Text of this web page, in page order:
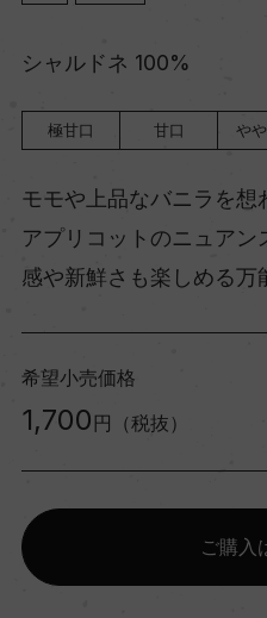
シャルドネ 100%
極甘口 甘口 や
モモや上品なバニラを
アプリコットのニュア
感や新鮮さも楽しめる万
希望小売価格
1,700 円（税抜）
ご購入